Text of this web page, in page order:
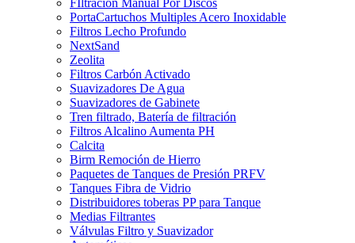
FIltración Manual Por Discos
PortaCartuchos Multiples Acero Inoxidable
Filtros Lecho Profundo
NextSand
Zeolita
Filtros Carbón Activado
Suavizadores De Agua
Suavizadores de Gabinete
Tren filtrado, Batería de filtración
Filtros Alcalino Aumenta PH
Calcita
Birm Remoción de Hierro
Paquetes de Tanques de Presión PRFV
Tanques Fibra de Vidrio
Distribuidores toberas PP para Tanque
Medias Filtrantes
Válvulas Filtro y Suavizador